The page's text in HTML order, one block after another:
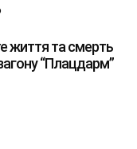
життя та смерть
“Плацдарм”